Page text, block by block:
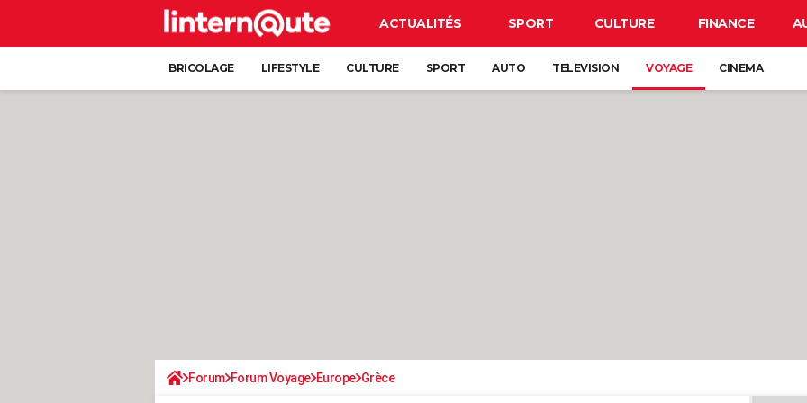
ACTUALITÉS SPORT CULTURE FINANCE
BRICOLAGE LIFESTYLE CULTURE SPORT AUTO TELEVISION VOYAGE CINEMA
Forum Forum Voyage Europe Grèce